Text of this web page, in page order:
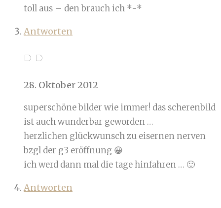
toll aus – den brauch ich *-*
Antworten
D D
28. Oktober 2012
superschöne bilder wie immer! das scherenbild
ist auch wunderbar geworden …
herzlichen glückwunsch zu eisernen nerven
bzgl der g3 eröffnung 😀
ich werd dann mal die tage hinfahren … 🙂
Antworten